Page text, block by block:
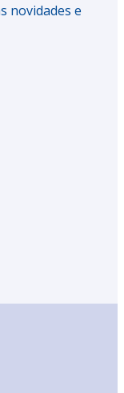
novidades e